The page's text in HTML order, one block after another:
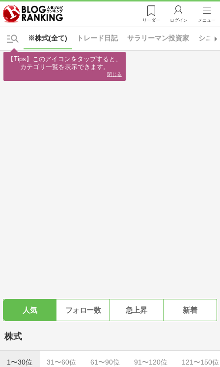
リーダー ログイン メニュー
※株式(全て) トレード日記 サラリーマン投資家 シニ
人気 フォロー数 急上昇 新着
株式
1〜30位 31〜60位 61〜90位 91〜120位 121〜150位
【Tips】このアイコンをタップすると、
カテゴリ一覧を表示できます。
閉じる